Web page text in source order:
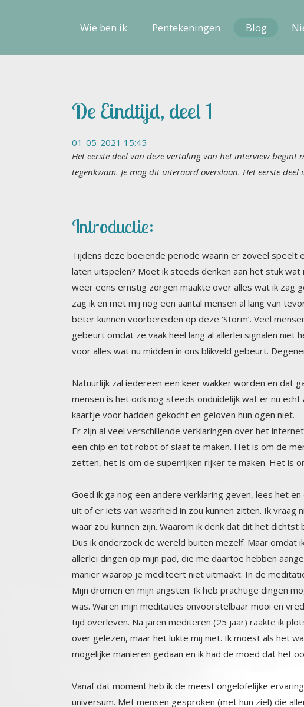
Wie ben ik Pentekeningen Blog
De Eindtijd, deel 1
01-05-2021 15:45
Het eerste deel van deze vertaling van het interview
tegenkwam. Je mag dit uiteraard overslaan. Het eerste
Introductie:
Tijdens deze boeiende periode waarin er zoveel speelt
laten uitspelen? Moet ik steeds denken aan het stuk
weer eens ernstig zorgen maakte over alles wat ik zag
zag ik en met mij nog een aantal mensen al lang van
beter kunnen voorbereiden op deze ‘Storm’. Veel
gebeurt omdat ze vaak heel lang al allerlei signalen
voor alles wat nu midden in ons blikveld gebeurt.
Natuurlijk zal iedereen een keer wakker worden en dat
mensen is het ook nog steeds onduidelijk wat er nu
kaartje voor hadden gekocht en geloven hun ogen niet.
Er zijn al veel verschillende verklaringen over het
een chip en tot robot of slaaf te maken. Het is om de
zetten, het is om de superrijken rijker te maken. Het is
Goed ik ga nog een andere verklaring geven, lees het
uit of er iets van waarheid in zou kunnen zitten. Ik
waar zou kunnen zijn. Waarom ik denk dat dit het
Dus ik onderzoek de wereld buiten mezelf. Maar
allerlei dingen op mijn pad, die me daartoe hebben
manier waarop je mediteert niet uitmaakt. In de
Mijn dromen en mijn angsten. Ik heb prachtige dingen
was. Waren mijn meditaties onvoorstelbaar mooi en
tijd overleven. Na jaren mediteren (25 jaar) raakte ik
over gelezen, maar het lukte mij niet. Ik moest als
mogelijke manieren gedaan en ik had de moed dat het
Vanaf dat moment heb ik de meest ongelofelijke
universum. Met mensen gesproken (met hun ziel) die
mijn hart. Ook de mensen met wie bv de contacten in
in de buiten wereld. Goed als je nu bent afgehaakt
me vroeg. ‘Waar haal je die sekte achtige sprookjes
uzelf. Ik nodig iedereen die zo denkt en afweer voelt,
mijn hele leven al als een buitenbeentje behandeld. Ik